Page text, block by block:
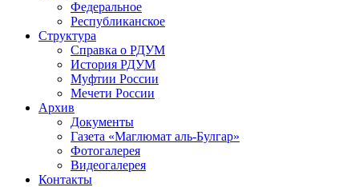
Федеральное
Республиканское
Структура
Справка о РДУМ
История РДУМ
Муфтии России
Мечети России
Архив
Документы
Газета «Маглюмат аль-Булгар»
Фотогалерея
Видеогалерея
Контакты